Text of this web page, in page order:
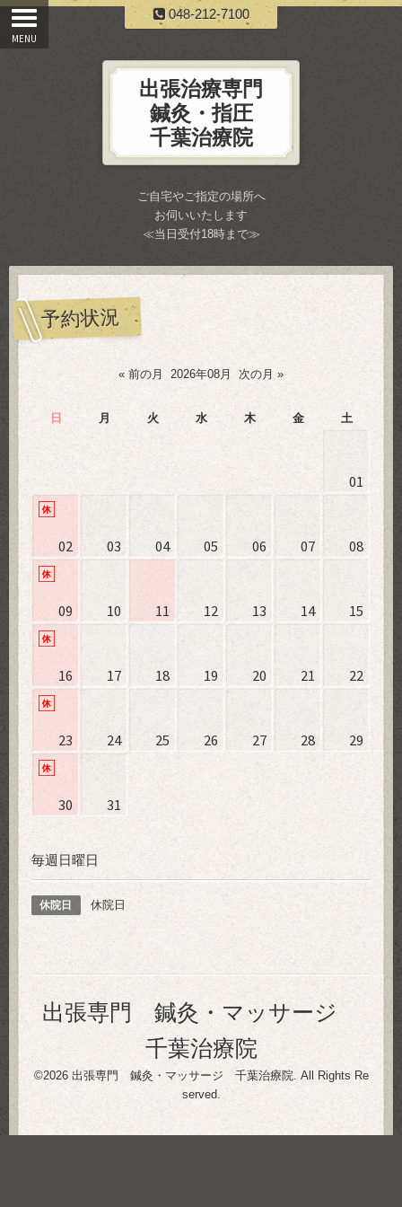
048-212-7100
出張治療専門
鍼灸・指圧
千葉治療院
ご自宅やご指定の場所へ
お伺いいたします
≪当日受付18時まで≫
予約状況
« 前の月 2026年08月 次の月 »
日 月 火 水 木 金 土
01
02 03 04 05 06 07 08
09 10 11 12 13 14 15
16 17 18 19 20 21 22
23 24 25 26 27 28 29
30 31
毎週日曜日
休院日 休院日
出張専門 鍼灸・マッサージ
千葉治療院
©2026 出張専門 鍼灸・マッサージ 千葉治療院. All Rights Re
served.